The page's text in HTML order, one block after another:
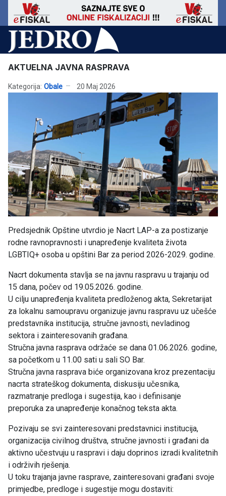
AKTUELNA JAVNA RASPRAVA
Kategorija: Obale 20 Maj 2026
Predsjednik Opštine utvrdio je Nacrt LAP-a za postizanje
rodne ravnopravnosti i unapređenje kvaliteta života
LGBTIQ+ osoba u opštini Bar za period 2026-2029. godine.
Nacrt dokumenta stavlja se na javnu raspravu u trajanju od
15 dana, počev od 19.05.2026. godine.
U cilju unapređenja kvaliteta predloženog akta, Sekretarijat
za lokalnu samoupravu organizuje javnu raspravu uz učešće
predstavnika institucija, stručne javnosti, nevladinog
sektora i zainteresovanih građana.
Stručna javna rasprava održaće se dana 01.06.2026. godine,
sa početkom u 11.00 sati u sali SO Bar.
Stručna javna rasprava biće organizovana kroz prezentaciju
nacrta strateškog dokumenta, diskusiju učesnika,
razmatranje predloga i sugestija, kao i definisanje
preporuka za unapređenje konačnog teksta akta.
Pozivaju se svi zainteresovani predstavnici institucija,
organizacija civilnog društva, stručne javnosti i građani da
aktivno učestvuju u raspravi i daju doprinos izradi kvalitetnih
i održivih rješenja.
U toku trajanja javne rasprave, zainteresovani građani svoje
primjedbe, predloge i sugestije mogu dostaviti: